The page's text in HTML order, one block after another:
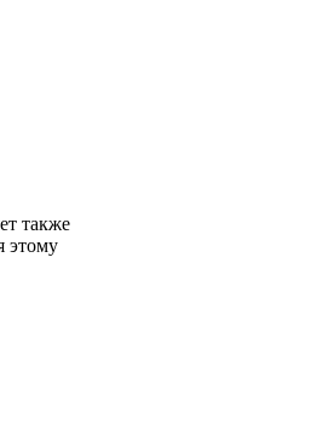
также
этому